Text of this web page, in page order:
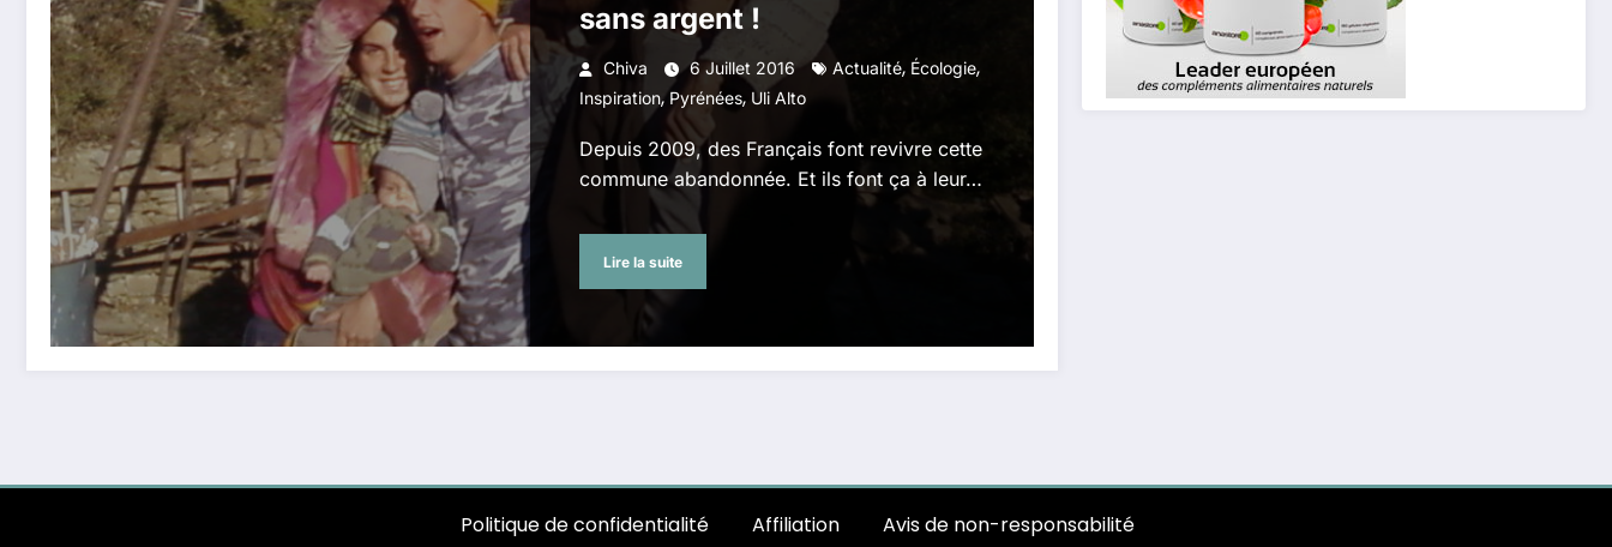
sans argent !
Chiva 6 Juillet 2016 Actualité, Écologie,
Inspiration,Pyrénées, Uli Alto
Depuis 2009, des Français font revivre cette
commune abandonnée. Et ils font ça à leur…
Lire la suite
Politique de confidentialité Affiliation Avis de non-responsabilité